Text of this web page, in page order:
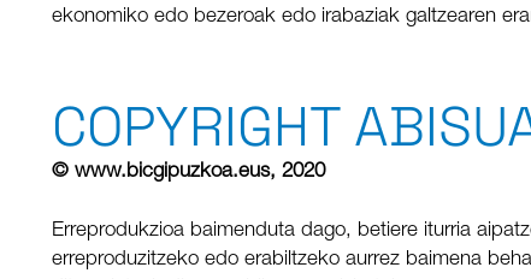
ekonomiko edo bezeroak edo irabaziak galtzearen
COPYRIGHT
© www.bicgipuzkoa.eus, 2020
Erreprodukzioa baimenduta dago, betiere iturria
erreproduzitzeko edo erabiltzeko aurrez baimena